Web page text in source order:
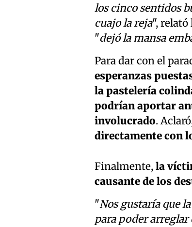
los cinco sentidos
cuajo la reja", relató
"dejó la mansa
Para dar con el
esperanzas
la pastelería
podrían aportar
involucrado.
directamente con
Finalmente,la
causante de los
"Nos gustaría que
para poder arreglar